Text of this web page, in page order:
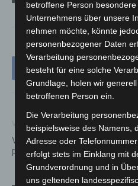
Vorheriger Artikel
Verkehrsunfall zwischen
Resse und Engelbostel – L380
betroffene Person
Unternehmens über unsere
nehmen möchte, könnte
personenbezogener Daten
Verarbeitung
besteht für eine solche
Grundlage, holen wir
betroffenen Person ein.
Die Verarbeitung
beispielsweise des Namens,
Adresse oder
erfolgt stets im Einklang mit
Grundverordnung und in
uns geltenden